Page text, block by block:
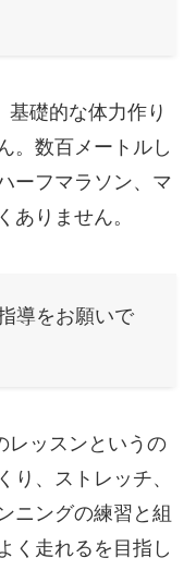
礎的な体力作り
。数百メートルし
ーフマラソン、マ
ありません。
導をお願いで
ッスンというの
り、ストレッチ、
ニングの練習と組
く走れるを目指し